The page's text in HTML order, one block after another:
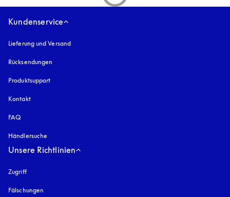
Kundenservice
Lieferung und Versand
Rücksendungen
Produktsupport
Kontakt
FAQ
Händlersuche
Unsere Richtlinien
Zugrifföffnet sich in einem neuen Tab
Fälschungen